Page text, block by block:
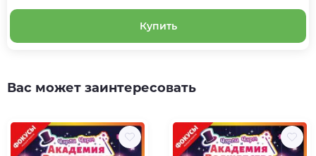
Купить
Вас может заинтересовать